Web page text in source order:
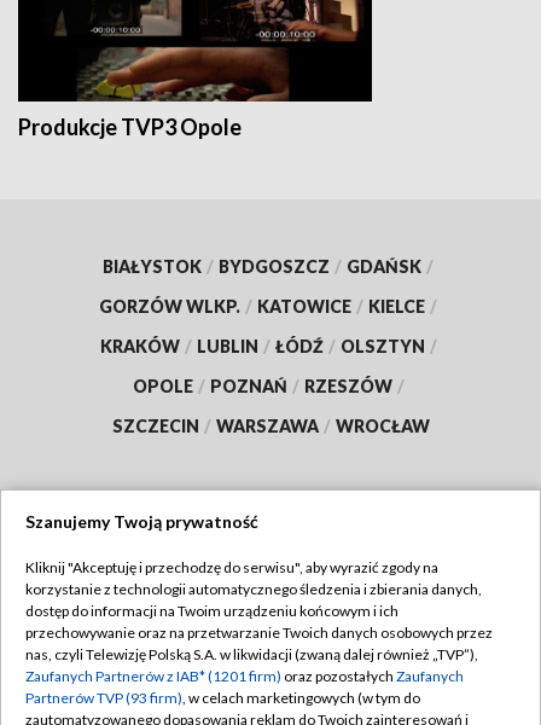
Produkcje TVP3 Opole
BIAŁYSTOK / BYDGOSZCZ / GDAŃSK /
GORZÓW WLKP. / KATOWICE / KIELCE /
KRAKÓW / LUBLIN / ŁÓDŹ / OLSZTYN /
OPOLE / POZNAŃ / RZESZÓW /
SZCZECIN / WARSZAWA / WROCŁAW
TVP
Abonament TVP
Emisja w TVP
Centrum informacji TVP
Regulamin TVP
Polityka prywatności
Moje zgody
Szanujemy Twoją prywatność
Kliknij "Akceptuję i przechodzę do serwisu", aby wyrazić zgody na
korzystanie z technologii automatycznego śledzenia i zbierania danych,
dostęp do informacji na Twoim urządzeniu końcowym i ich
przechowywanie oraz na przetwarzanie Twoich danych osobowych przez
nas, czyli Telewizję Polską S.A. w likwidacji (zwaną dalej również „TVP”),
Zaufanych Partnerów z IAB* (1201 firm) oraz pozostałych Zaufanych
Partnerów TVP (93 firm), w celach marketingowych (w tym do
zautomatyzowanego dopasowania reklam do Twoich zainteresowań i